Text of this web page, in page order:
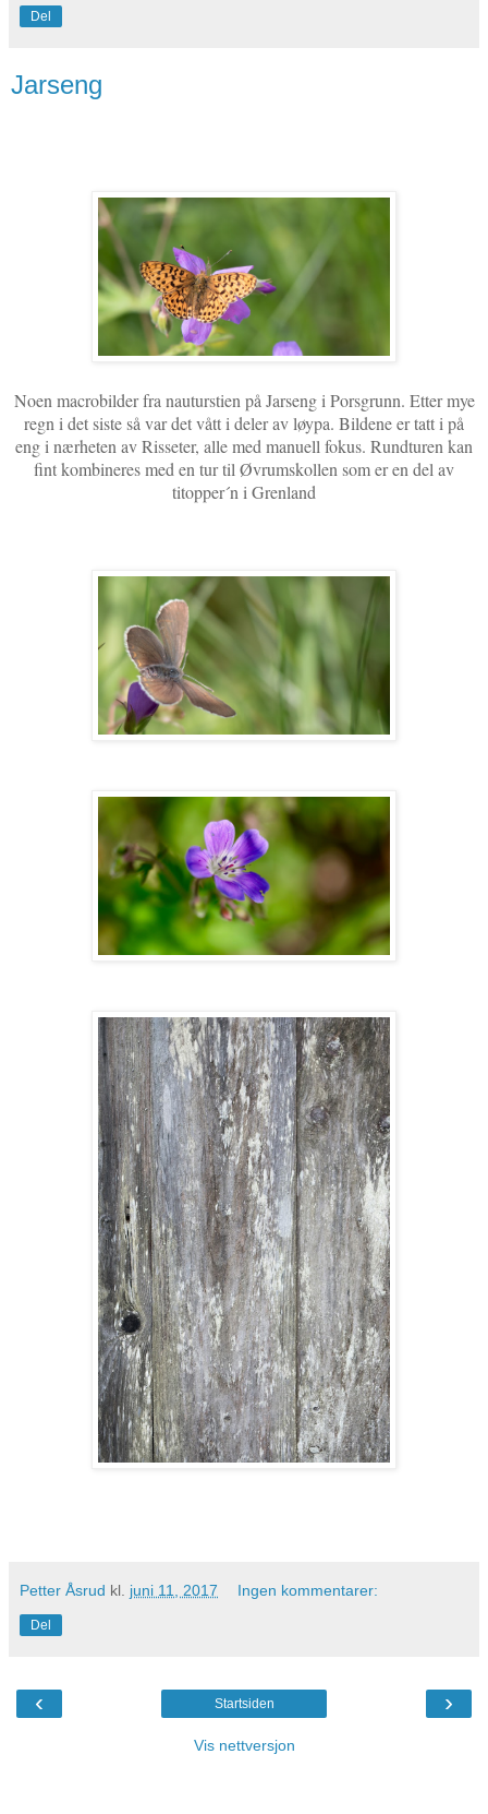
Del
Jarseng
Noen macrobilder fra nauturstien på Jarseng i Porsgrunn. Etter mye
regn i det siste så var det vått i deler av løypa. Bildene er tatt i på
eng i nærheten av Risseter, alle med manuell fokus. Rundturen kan
fint kombineres med en tur til Øvrumskollen som er en del av
titopper´n i Grenland
Petter Åsrud kl. juni 11, 2017 Ingen kommentarer:
Del
‹ ›
Startsiden
Vis nettversjon